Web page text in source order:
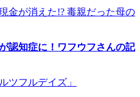
金が消えた!? 毒親だった母の
認知症に！ワフウフさんの記
ツフルデイズ」